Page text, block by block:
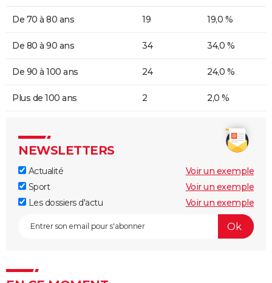
De 70 à 80 ans 19 19,0 %
De 80 à 90 ans 34 34,0 %
De 90 à 100 ans 24 24,0 %
Plus de 100 ans 2 2,0 %
NEWSLETTERS
Actualité
Voir un exemple
Sport
Voir un exemple
Les dossiers d'actu
Voir un exemple